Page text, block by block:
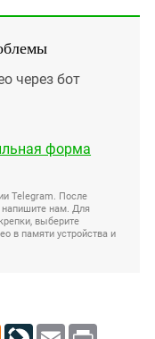
через бот
форма
Telegram. После
напишите нам. Для
выберите
в памяти устройства и
Odnoklassniki
LiveJournal
Email Print